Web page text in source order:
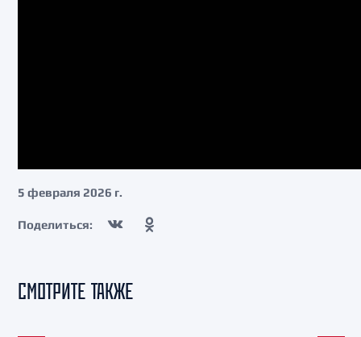
5 февраля 2026 г.
Поделиться:
СМОТРИТЕ ТАКЖЕ